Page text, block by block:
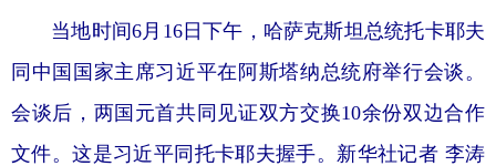
当地时间6月16日下午，哈萨克斯坦总统托卡耶夫
同中国国家主席习近平在阿斯塔纳总统府举行会谈。
会谈后，两国元首共同见证双方交换10余份双边合作
文件。这是习近平同托卡耶夫握手。新华社记者 李涛